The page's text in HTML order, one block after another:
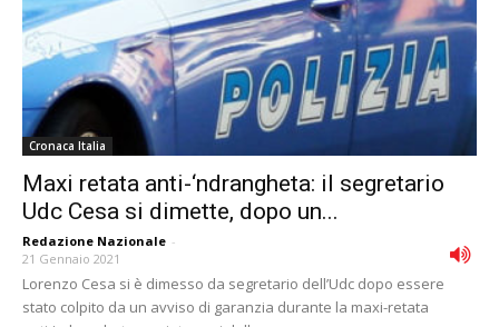
Cronaca Italia
Maxi retata anti-‘ndrangheta: il segretario
Udc Cesa si dimette, dopo un...
Redazione Nazionale -
21 Gennaio 2021
Lorenzo Cesa si è dimesso da segretario dell’Udc dopo essere
stato colpito da un avviso di garanzia durante la maxi-retata